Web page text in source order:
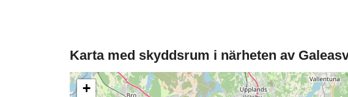
Karta med skyddsrum i närheten av
+